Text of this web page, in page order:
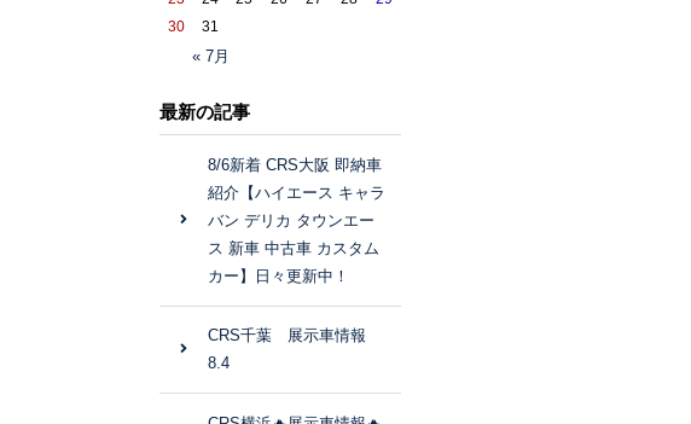
« 7月
30
31
最新の記事
8/6新着 CRS大阪 即納車
紹介【ハイエース キャラ
バン デリカ タウンエー
ス 新車 中古車 カスタム
カー】日々更新中！
CRS千葉 展示車情報
8.4